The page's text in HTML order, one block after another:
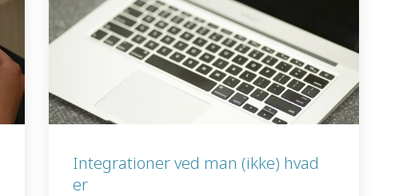
Integrationer ved man (ikke) hvad
er